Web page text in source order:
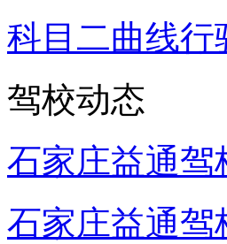
科目二曲线行
驾校动态
石家庄益通驾
石家庄益通驾